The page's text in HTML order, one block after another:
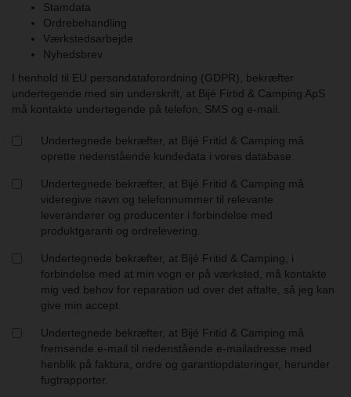
Stamdata
Ordrebehandling
Værkstedsarbejde
Nyhedsbrev
I henhold til EU persondataforordning (GDPR), bekræfter
undertegende med sin underskrift, at Bijé Firtid & Camping ApS
må kontakte undertegende på telefon, SMS og e-mail.
Undertegnede bekræfter, at Bijé Fritid & Camping må
oprette nedenstående kundedata i vores database.
Undertegnede bekræfter, at Bijé Fritid & Camping må
videregive navn og telefonnummer til relevante
leverandører og producenter i forbindelse med
produktgaranti og ordrelevering.
Undertegnede bekræfter, at Bijé Fritid & Camping, i
forbindelse med at min vogn er på værksted, må kontakte
mig ved behov for reparation ud over det aftalte, så jeg kan
give min accept.
Undertegnede bekræfter, at Bijé Fritid & Camping må
fremsende e-mail til nedenstående e-mailadresse med
henblik på faktura, ordre og garantiopdateringer, herunder
fugtrapporter.